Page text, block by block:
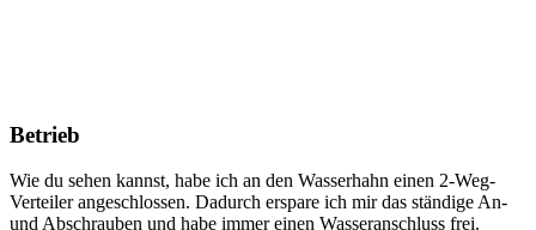
Betrieb
Wie du sehen kannst, habe ich an den Wasserhahn einen 2-Weg-
Verteiler angeschlossen. Dadurch erspare ich mir das ständige An-
und Abschrauben und habe immer einen Wasseranschluss frei.